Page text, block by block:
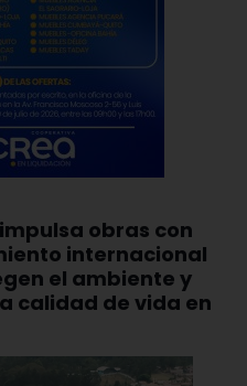
impulsa obras con
internacional
el ambiente y
calidad de vida en